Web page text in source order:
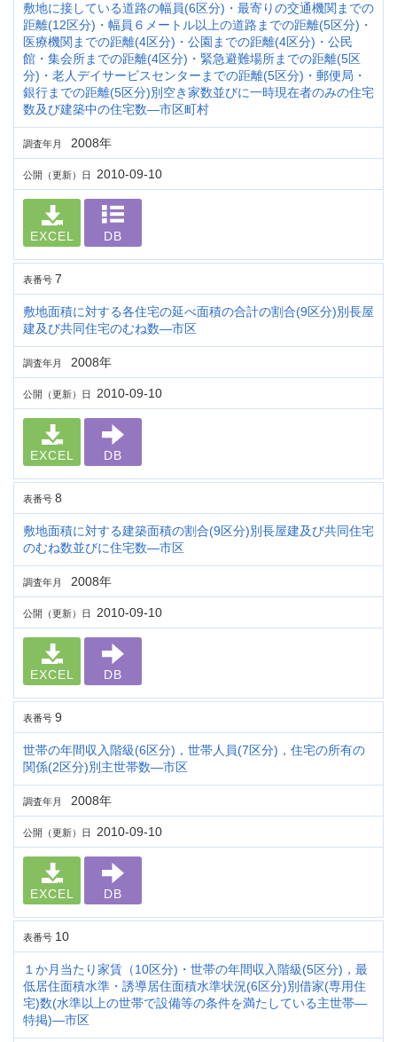
敷地に接している道路の幅員(6区分)・最寄りの交通機関までの
距離(12区分)・幅員６メートル以上の道路までの距離(5区分)・
医療機関までの距離(4区分)・公園までの距離(4区分)・公民
館・集会所までの距離(4区分)・緊急避難場所までの距離(5区
分)・老人デイサービスセンターまでの距離(5区分)・郵便局・
銀行までの距離(5区分)別空き家数並びに一時現在者のみの住宅
数及び建築中の住宅数―市区町村
調査年月 2008年
公開（更新）日 2010-09-10
EXCEL DB
表番号 7
敷地面積に対する各住宅の延べ面積の合計の割合(9区分)別長屋
建及び共同住宅のむね数―市区
調査年月 2008年
公開（更新）日 2010-09-10
EXCEL DB
表番号 8
敷地面積に対する建築面積の割合(9区分)別長屋建及び共同住宅
のむね数並びに住宅数―市区
調査年月 2008年
公開（更新）日 2010-09-10
EXCEL DB
表番号 9
世帯の年間収入階級(6区分)，世帯人員(7区分)，住宅の所有の
関係(2区分)別主世帯数―市区
調査年月 2008年
公開（更新）日 2010-09-10
EXCEL DB
表番号 10
１か月当たり家賃（10区分)・世帯の年間収入階級(5区分)，最
低居住面積水準・誘導居住面積水準状況(6区分)別借家(専用住
宅)数(水準以上の世帯で設備等の条件を満たしている主世帯―
特掲)―市区